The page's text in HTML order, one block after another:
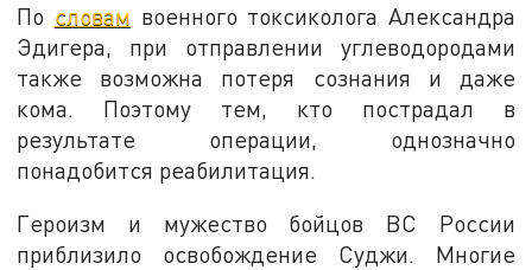
По словам военного токсиколога Александра
Эдигера, при отправлении углеводородами
также возможна потеря сознания и даже
кома. Поэтому тем, кто пострадал в
результате операции, однозначно
понадобится реабилитация.
Героизм и мужество бойцов ВС России
приблизило освобождение Суджи. Многие